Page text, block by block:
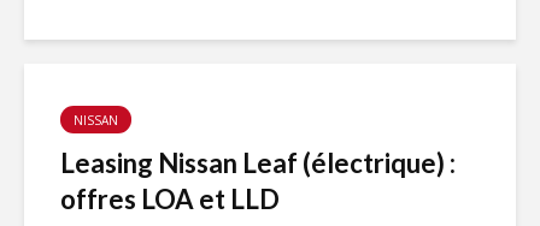
NISSAN
Leasing Nissan Leaf (électrique) :
offres LOA et LLD